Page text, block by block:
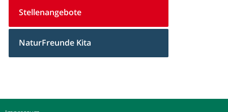
Stellenangebote
NaturFreunde Kita